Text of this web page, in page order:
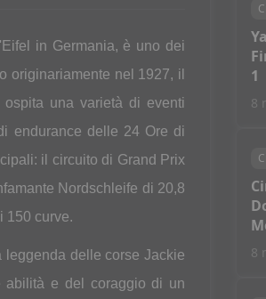
in Germania, è uno dei
originariamente nel 1927, il
una varietà di eventi
endurance delle 24 Ore di
il circuito di Grand Prix
Nordschleife di 20,8
150 curve.
leggenda delle corse Jackie
abilità e del coraggio di un
1
8
8